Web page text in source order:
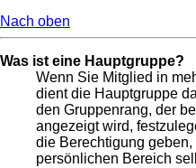
Nach oben
Was ist eine Hauptgruppe?
Wenn Sie Mitglied in
dient die Hauptgruppe
den Gruppenrang, der
angezeigt wird,
die Berechtigung
persönlichen Bereich